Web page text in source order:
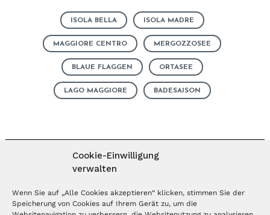
Cookie-Einwilligung
verwalten
Wenn Sie auf „Alle Cookies akzeptieren“ klicken, stimmen Sie der
Speicherung von Cookies auf Ihrem Gerät zu, um die
ISOLA BELLA ISOLA MADRE
MAGGIORE CENTRO MERGOZZOSEE
BLAUE FLAGGEN ORTASEE
LAGO MAGGIORE BADESAISON
MAGAZIN ABONNIEREN